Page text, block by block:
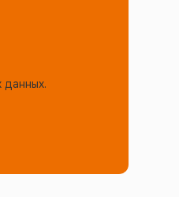
данных.